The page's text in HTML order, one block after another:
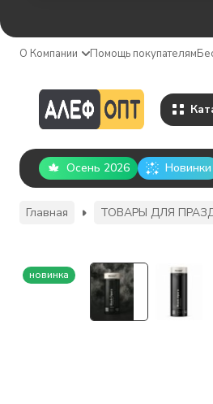
О Компании Помощь покупателям
Осень 2026 Новинки
Главная ТОВАРЫ ДЛЯ
новинка